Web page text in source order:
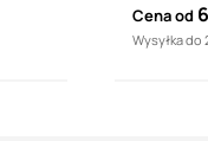
Cena od
Wysyłka